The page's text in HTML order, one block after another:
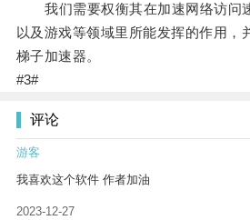
我们需要权衡其在加速网络访问
以及游戏等领域里所能发挥的作用，
梯子加速器。
#3#
评论
游客
我喜欢这个软件 作者加油
2023-12-27